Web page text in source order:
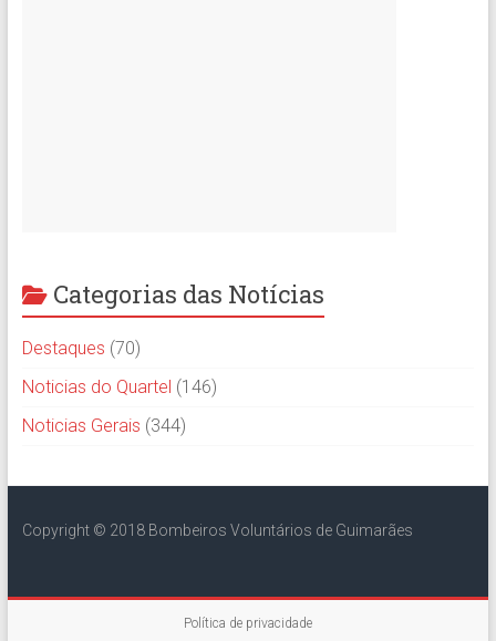
Categorias das Notícias
Destaques (70)
Noticias do Quartel (146)
Noticias Gerais (344)
Copyright © 2018 Bombeiros Voluntários de Guimarães
Política de privacidade